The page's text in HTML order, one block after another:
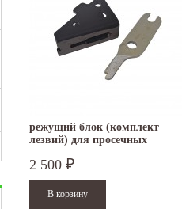
режущий блок (комплект
лезвий) для просечных
2 500 ₽